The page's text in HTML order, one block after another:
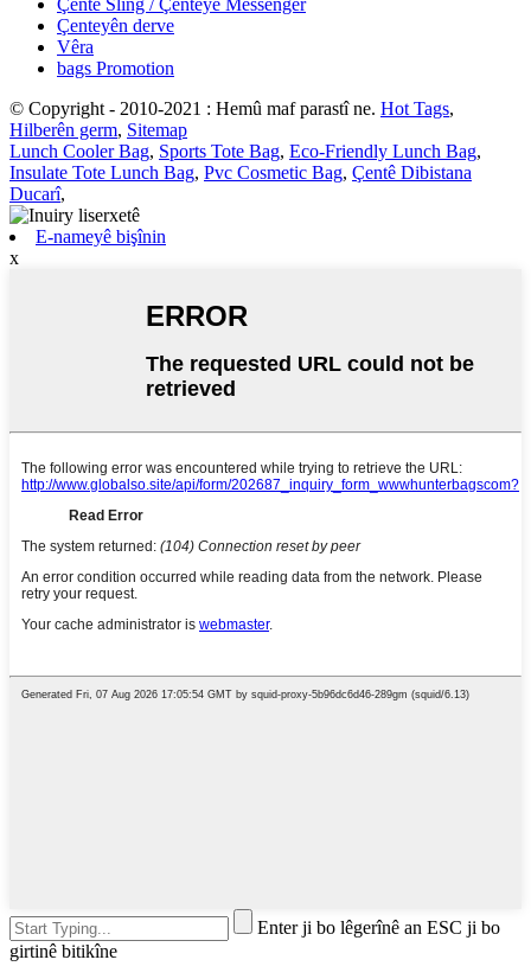
Çenteyên derve
Vêra
bags Promotion
© Copyright - 2010-2021 : Hemû maf parastî ne. Hot Tags,
Hilberên germ, Sitemap
Lunch Cooler Bag, Sports Tote Bag, Eco-Friendly Lunch Bag,
Insulate Tote Lunch Bag, Pvc Cosmetic Bag, Çentê Dibistana
Ducarî,
E-nameyê bişînin
x
Enter ji bo lêgerînê an ESC ji bo
girtinê bitikîne